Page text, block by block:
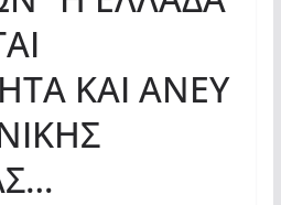
ΚΑΙ ΑΝΕΥ